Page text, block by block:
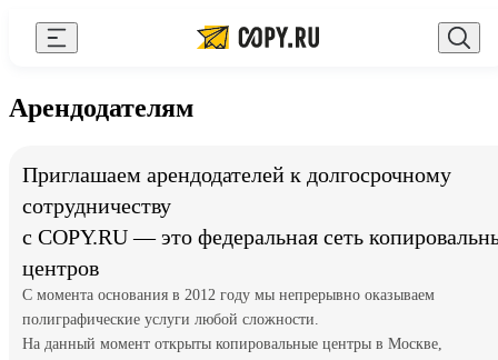
Сувениры с логотипом
Для бизнеса
Новости
Блог
Арендодателям
Приглашаем арендодателей к долгосрочному
сотрудничеству
с COPY.RU — это федеральная сеть
центров
С момента основания в 2012 году мы непрерывно оказываем
полиграфические услуги любой сложности.
На данный момент открыты копировальные центры в Москве,